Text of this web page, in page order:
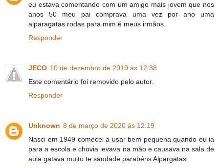
eu estava comentando com um amigo mais jovem que nos
anos 50 meu pai comprava uma vez por ano uma
alparagatas rodas para mim é meus irmãos.
Responder
JECO 10 de dezembro de 2019 às 12:38
Este comentário foi removido pelo autor.
Responder
Unknown 8 de março de 2020 às 12:19
Nasci em 1949 comecei a usar bem pequena quando eu ia
para a escola e chovia levava na mão e causava na sala de
aula gatava muito te saudade parabéns Alpargatas